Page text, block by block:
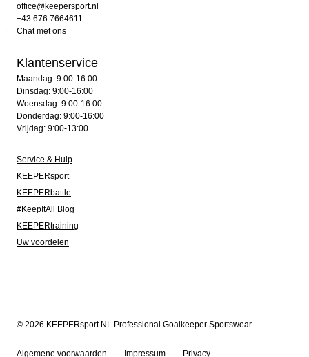
office@keepersport.nl
+43 676 7664611
Chat met ons
Klantenservice
Maandag: 9:00-16:00
Dinsdag: 9:00-16:00
Woensdag: 9:00-16:00
Donderdag: 9:00-16:00
Vrijdag: 9:00-13:00
Service & Hulp
KEEPERsport
KEEPERbattle
#KeepItAll Blog
KEEPERtraining
Uw voordelen
© 2026 KEEPERsport NL Professional Goalkeeper Sportswear
Algemene voorwaarden Impressum Privacy